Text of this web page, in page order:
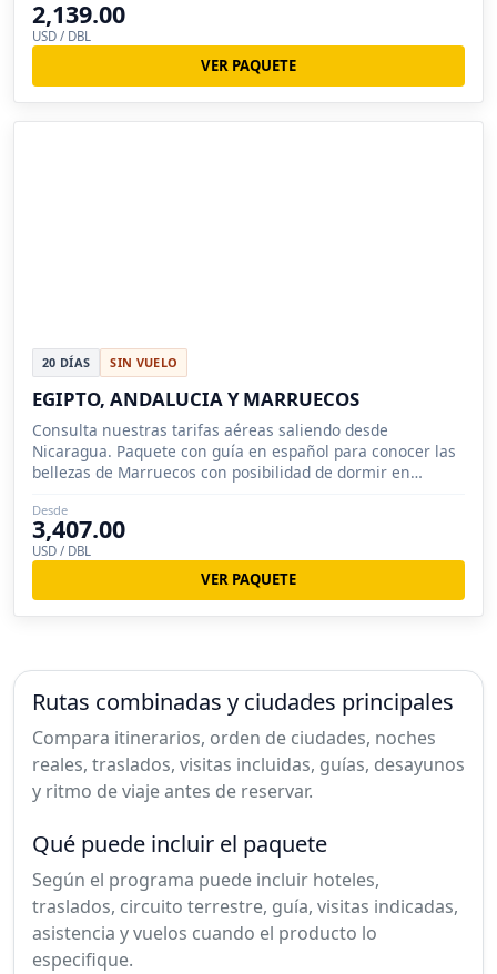
2,139.00
USD / DBL
VER PAQUETE
20 DÍAS SIN VUELO
EGIPTO, ANDALUCIA Y MARRUECOS
Consulta nuestras tarifas aéreas saliendo desde
Nicaragua. Paquete con guía en español para conocer las
bellezas de Marruecos con posibilidad de dormir en
Desde
3,407.00
USD / DBL
VER PAQUETE
Rutas combinadas y ciudades principales
Compara itinerarios, orden de ciudades, noches
reales, traslados, visitas incluidas, guías, desayunos
y ritmo de viaje antes de reservar.
Qué puede incluir el paquete
Según el programa puede incluir hoteles,
traslados, circuito terrestre, guía, visitas indicadas,
asistencia y vuelos cuando el producto lo
especifique.